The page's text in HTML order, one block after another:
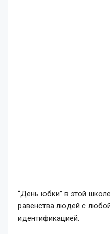
“День юбки” в этой
равенства людей с
идентификацией.